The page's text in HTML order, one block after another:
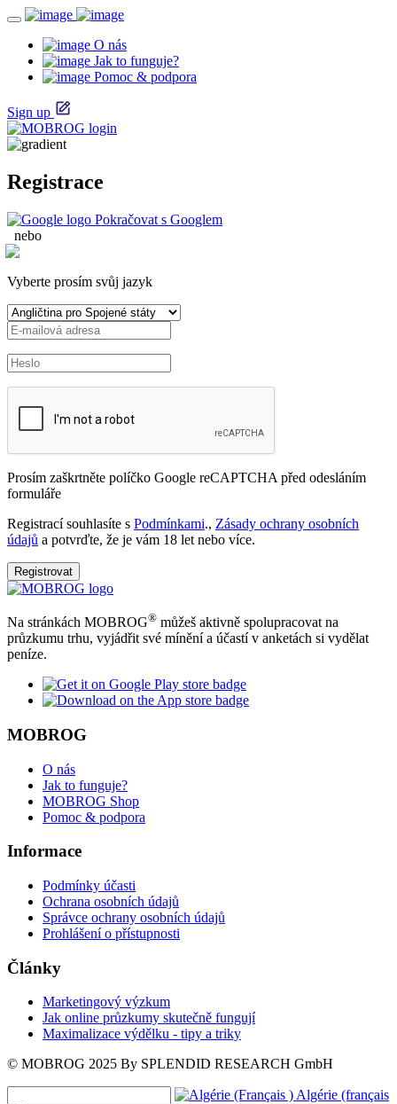
O nás
Jak to funguje?
Pomoc & podpora
Sign up
Registrace
Pokračovat s Googlem
nebo
Vyberte prosím svůj jazyk
Prosím zaškrtněte políčko Google reCAPTCHA před odesláním
formuláře
Registrací souhlasíte s Podmínkami., Zásady ochrany osobních
údajů a potvrďte, že je vám 18 let nebo více.
Registrovat
Na stránkách MOBROG® můžeš aktivně spolupracovat na
průzkumu trhu, vyjádřit své mínění a účastí v anketách si vydělat
peníze.
MOBROG
O nás
Jak to funguje?
MOBROG Shop
Pomoc & podpora
Informace
Podmínky účasti
Ochrana osobních údajů
Správce ochrany osobních údajů
Prohlášení o přístupnosti
Články
Marketingový výzkum
Jak online průzkumy skutečně fungují
Maximalizace výdělku - tipy a triky
© MOBROG 2025 By SPLENDID RESEARCH GmbH
Algérie (français